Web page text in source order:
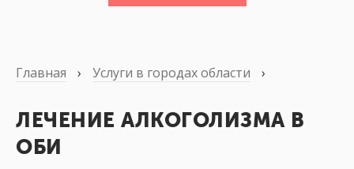
Главная › Услуги в городах области ›
ЛЕЧЕНИЕ АЛКОГОЛИЗМА В
ОБИ